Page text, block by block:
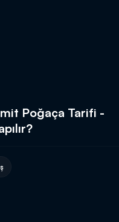
Poğaça Tarifi -